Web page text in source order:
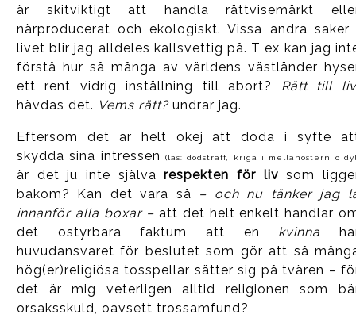
är skitviktigt att handla rättvisemärkt
närproducerat och ekologiskt. Vissa andra saker
livet blir jag alldeles kallsvettig på. T ex kan jag
förstå hur så många av världens västländer
ett rent vidrig inställning till abort? Rätt till liv
hävdas det. Vems rätt?undrar jag.
Eftersom det är helt okej att döda i syfte
skydda sina intressen
(läs: dödstraff, kriga i mellanöstern o
är det ju inte självarespekten för liv som
bakom? Kan det vara så – och nu tänker jag
innanför alla boxar – att det helt enkelt handlar
det ostyrbara faktum att en kvinna
huvudansvaret för beslutet som gör att så
hög(er)religiösa tosspellar sätter sig på tvären –
det är mig veterligen alltid religionen som
orsaksskuld, oavsett trossamfund?